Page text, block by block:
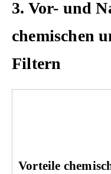
3. Vor- und
chemischen
Filtern
Vorteile